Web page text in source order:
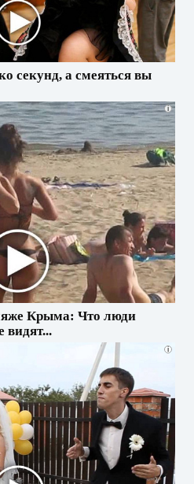
секунд, а смеяться вы
i
Крыма: Что люди
видят...
i